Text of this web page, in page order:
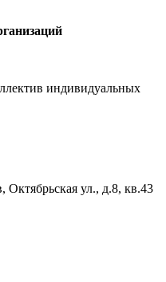
индивидуальных
Октябрьская ул., д.8, кв.43